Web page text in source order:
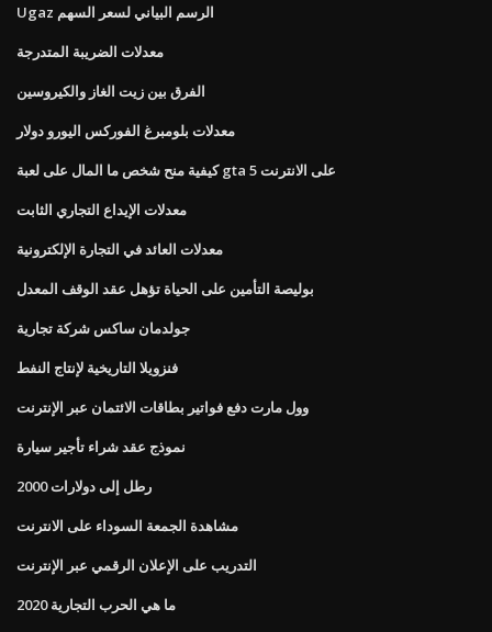
Ugaz الرسم البياني لسعر السهم
معدلات الضريبة المتدرجة
الفرق بين زيت الغاز والكيروسين
معدلات بلومبرغ الفوركس اليورو دولار
كيفية منح شخص ما المال على لعبة gta 5 على الانترنت
معدلات الإيداع التجاري الثابت
معدلات العائد في التجارة الإلكترونية
بوليصة التأمين على الحياة تؤهل عقد الوقف المعدل
جولدمان ساكس شركة تجارية
فنزويلا التاريخية لإنتاج النفط
وول مارت دفع فواتير بطاقات الائتمان عبر الإنترنت
نموذج عقد شراء تأجير سيارة
2000 رطل إلى دولارات
مشاهدة الجمعة السوداء على الانترنت
التدريب على الإعلان الرقمي عبر الإنترنت
ما هي الحرب التجارية 2020